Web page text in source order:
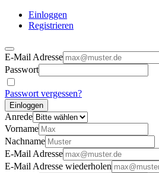
Einloggen
Registrieren
E-Mail Adresse
Passwort
Passwort vergessen?
Einloggen
Anrede
Vorname
Nachname
E-Mail Adresse
E-Mail Adresse wiederholen